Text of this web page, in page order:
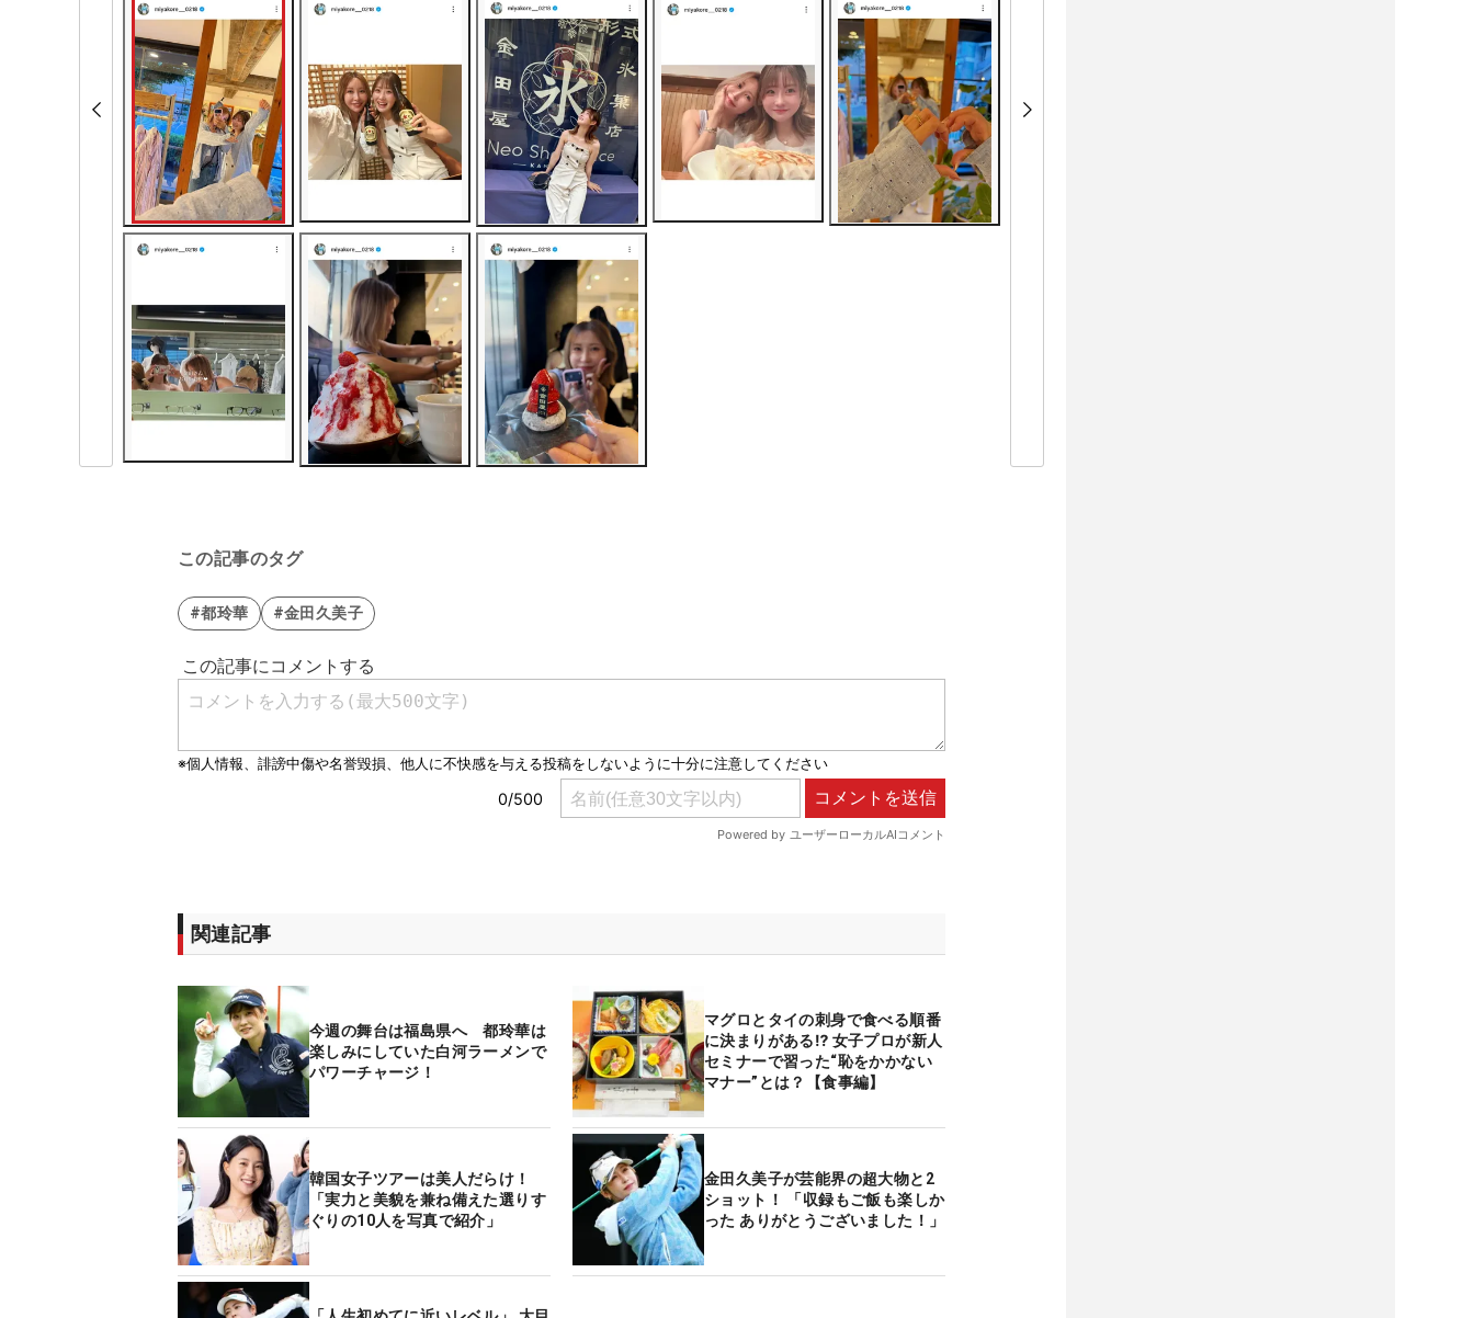
この記事のタグ
#都玲華 #金田久美子
関連記事
今週の舞台は福島県へ 都玲華は
楽しみにしていた白河ラーメンで
パワーチャージ！
マグロとタイの刺身で食べる順番
に決まりがある⁉ 女子プロが新人
セミナーで習った“恥をかかない
マナー”とは？【食事編】
韓国女子ツアーは美人だらけ！
「実力と美貌を兼ね備えた選りす
ぐりの10人を写真で紹介」
金田久美子が芸能界の超大物と2
ショット！ 「収録もご飯も楽しか
った ありがとうございました！」